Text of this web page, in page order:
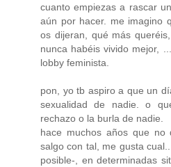
cuanto empiezas a rascar
aún por hacer. me imagino
os dijeran, qué más
nunca habéis vivido mejor,
lobby feminista.
pon, yo tb aspiro a que un
sexualidad de nadie. o
rechazo o la burla de nadie.
hace muchos años que no
salgo con tal, me gusta
posible-, en determinadas